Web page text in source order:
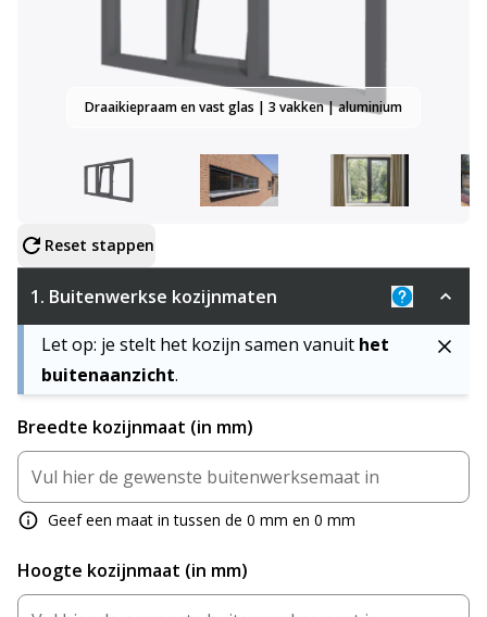
Draaikiepraam en vast glas | 3 vakken | aluminium
Configureer product
Reset stappen
1. Buitenwerkse kozijnmaten
Uitleg: De
Let op: je stelt het kozijn samen vanuit het
buitenaanzicht.
Breedte kozijnmaat (in mm)
Geef een maat in tussen de 0 mm en 0 mm
Hoogte kozijnmaat (in mm)